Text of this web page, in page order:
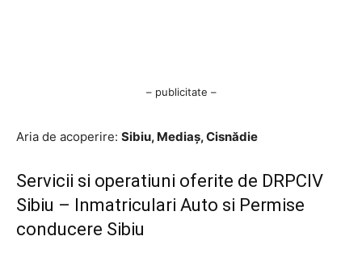
– publicitate –
Aria de acoperire: Sibiu, Mediaș, Cisnădie
Servicii si operatiuni oferite de DRPCIV
Sibiu – Inmatriculari Auto si Permise
conducere Sibiu